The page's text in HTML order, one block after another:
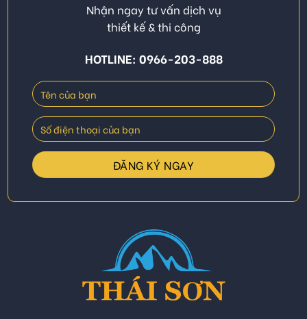
Nhận ngay tư vấn dịch vụ
thiết kế & thi công
HOTLINE: 0966-203-888